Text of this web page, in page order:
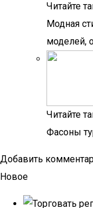
Читайте
Модная
моделей,
Читайте
Фасоны
Добавить
Новое